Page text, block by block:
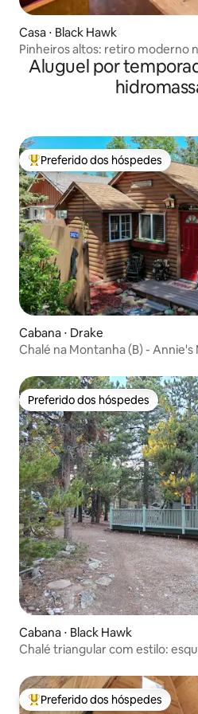
Casa ⋅ Black Hawk
Pinheiros altos: retiro moderno
Nederland
Aluguel por
Entre os melhores preferidos
Preferido dos hóspedes
Cabana ⋅ Drake
Chalé na Montanha (B) -
Preferido dos hóspedes
Preferido dos hóspedes
Cabana ⋅ Black Hawk
Chalé triangular com estilo:
Entre os melhores preferidos dos
Preferido dos hóspedes